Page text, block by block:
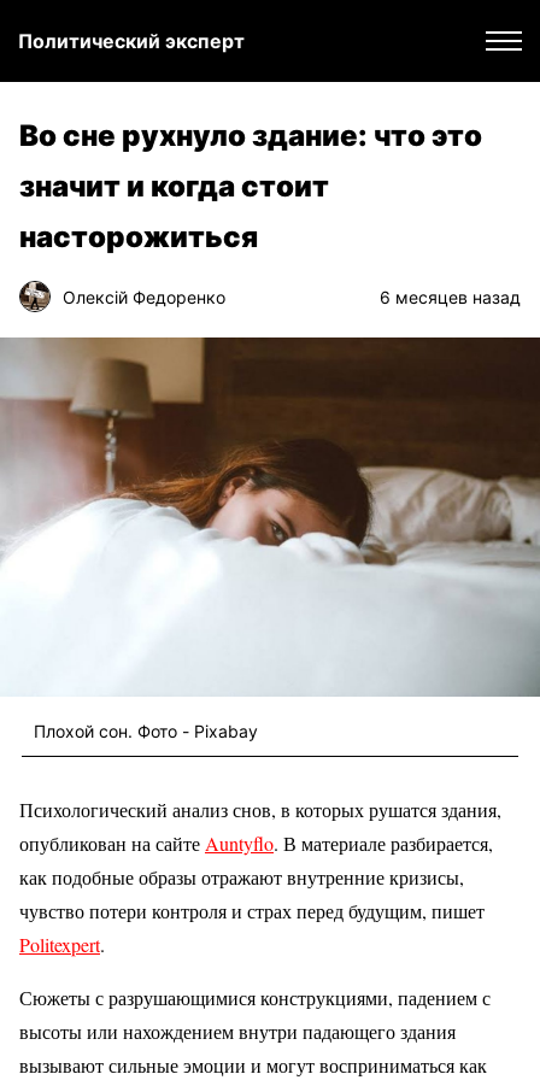
Политический эксперт
Во сне рухнуло здание: что это
значит и когда стоит
насторожиться
Олексій Федоренко 6 месяцев назад
Плохой сон. Фото - Pixabay
Психологический анализ снов, в которых рушатся здания,
опубликован на сайте Auntyflo. В материале разбирается,
как подобные образы отражают внутренние кризисы,
чувство потери контроля и страх перед будущим, пишет
Politexpert.
Сюжеты с разрушающимися конструкциями, падением с
высоты или нахождением внутри падающего здания
вызывают сильные эмоции и могут восприниматься как